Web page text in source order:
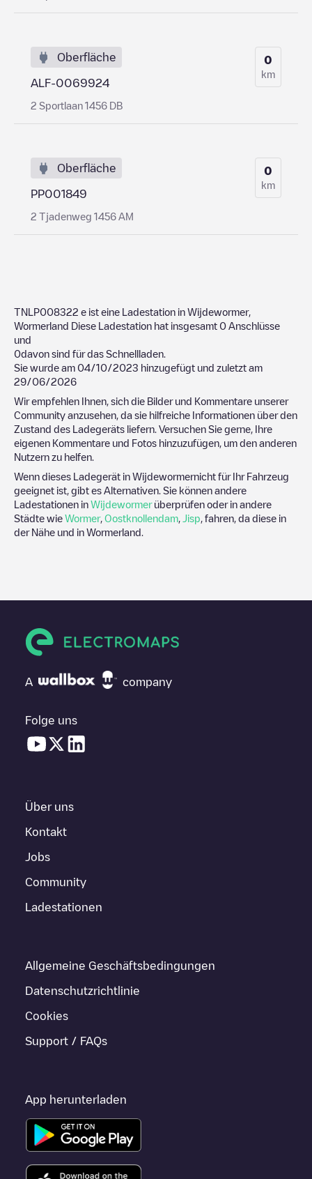
Oberfläche
ALF-0069924
2 Sportlaan 1456 DB
0
km
Oberfläche
PP001849
2 Tjadenweg 1456 AM
0
km
TNLP008322 e ist eine Ladestation in Wijdewormer,
Wormerland Diese Ladestation hat insgesamt 0 Anschlüsse
und
0davon sind für das Schnellladen.
Sie wurde am 04/10/2023 hinzugefügt und zuletzt am
29/06/2026
Wir empfehlen Ihnen, sich die Bilder und Kommentare unserer
Community anzusehen, da sie hilfreiche Informationen über den
Zustand des Ladegeräts liefern. Versuchen Sie gerne, Ihre
eigenen Kommentare und Fotos hinzuzufügen, um den anderen
Nutzern zu helfen.
Wenn dieses Ladegerät in Wijdewormernicht für Ihr Fahrzeug
geeignet ist, gibt es Alternativen. Sie können andere
Ladestationen in Wijdewormerüberprüfen oder in andere
Städte wie Wormer, Oostknollendam Jisp , fahren, da diese in
der Nähe und in Wormerland
A company
Folge uns
Über uns
Kontakt
Jobs
Community
Ladestationen
Allgemeine Geschäftsbedingungen
Datenschutzrichtlinie
Cookies
Support / FAQs
App herunterladen